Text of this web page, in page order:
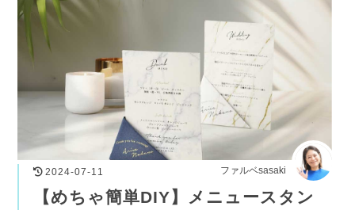
ファルベsasaki
2024-07-11
【めちゃ簡単DIY】メニュースタン